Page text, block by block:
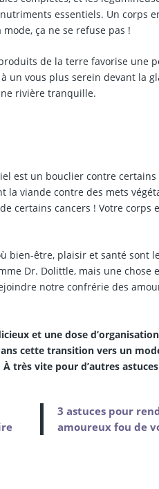
essentiels. Un corps
ça ne se refuse pas !
de la terre favorise une
vous plus serein devant la
rivière tranquille.
est un bouclier contre certains
viande contre des mets
certains cancers ! Votre corps
bien-être, plaisir et santé sont
Dr. Dolittle, mais une chose
notre confrérie des
et une dose
cette transition vers un
très vite pour d’autres
3 astuces pour
amoureux fou de